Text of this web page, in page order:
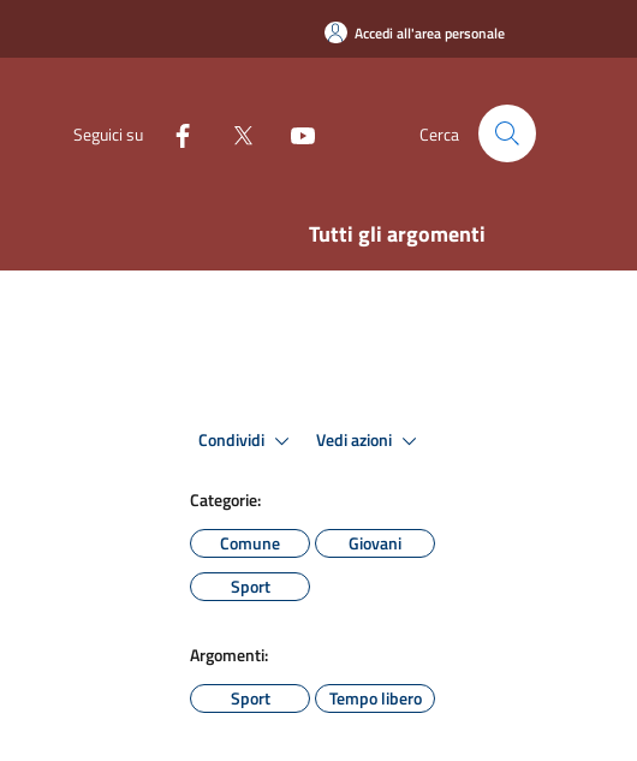
Accedi all'area personale
Seguici su Cerca
Tutti gli argomenti
Condividi Vedi azioni
Categorie:
Comune
Giovani
Sport
Argomenti:
Sport
Tempo libero